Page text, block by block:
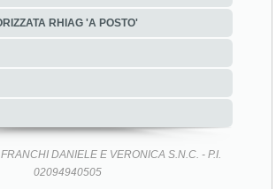
RHIAG 'A POSTO'
DANIELE E VERONICA S.N.C. - P.I.
02094940505